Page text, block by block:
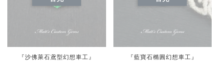
『沙佛萊石鳶型幻想車工』 『藍寶石橢圓幻想車工』